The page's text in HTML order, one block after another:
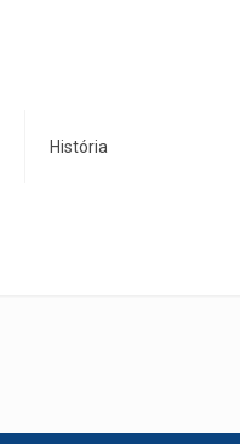
História